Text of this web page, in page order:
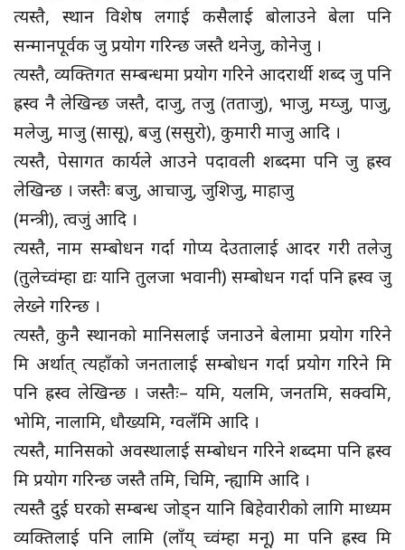
त्यस्तै, स्थान विशेष लगाई कसैलाई बोलाउने बेला पनि
सन्मानपूर्वक जु प्रयोग गरिन्छ जस्तै थनेजु, कोनेजु ।
त्यस्तै, व्यक्तिगत सम्बन्धमा प्रयोग गरिने आदरार्थी शब्द जु पनि
ह्रस्व नै लेखिन्छ जस्तै, दाजु, तजु (तताजु), भाजु, मय्जु, पाजु,
मलेजु, माजु (सासू), बजु (ससुरो), कुमारी माजु आदि ।
त्यस्तै, पेसागत कार्यले आउने पदावली शब्दमा पनि जु ह्रस्व
लेखिन्छ । जस्तैः बजु, आचाजु, जुशिजु, माहाजु
(मन्त्री), त्वजुं आदि ।
त्यस्तै, नाम सम्बोधन गर्दा गोप्य देउतालाई आदर गरी तलेजु
(तुलेच्वंम्हा द्यः यानि तुलजा भवानी) सम्बोधन गर्दा पनि ह्रस्व जु
लेख्ने गरिन्छ ।
त्यस्तै, कुनै स्थानको मानिसलाई जनाउने बेलामा प्रयोग गरिने
मि अर्थात् त्यहाँको जनतालाई सम्बोधन गर्दा प्रयोग गरिने मि
पनि ह्रस्व लेखिन्छ । जस्तैः– यमि, यलमि, जनतमि, सक्वमि,
भोमि, नालामि, धौख्यमि, ग्वलँमि आदि ।
त्यस्तै, मानिसको अवस्थालाई सम्बोधन गरिने शब्दमा पनि ह्रस्व
मि प्रयोग गरिन्छ जस्तै तमि, चिमि, न्ह्यामि आदि ।
त्यस्तै दुई घरको सम्बन्ध जोड्न यानि बिहेवारीको लागि माध्यम
व्यक्तिलाई पनि लामि (लाँय् च्वंम्हा मनू) मा पनि ह्रस्व मि